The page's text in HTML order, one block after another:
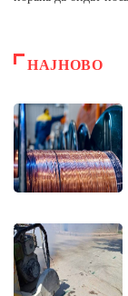
НАЈНОВО